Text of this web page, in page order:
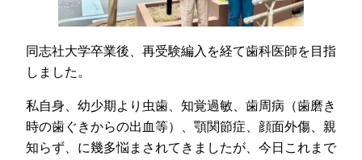
同志社大学卒業後、再受験編入を経て歯科医師を目指
しました。
私自身、幼少期より虫歯、知覚過敏、歯周病（歯磨き
時の歯ぐきからの出血等）、顎関節症、顔面外傷、親
知らず、に幾多悩まされてきましたが、今日これまで